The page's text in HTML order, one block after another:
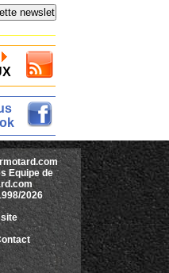
Equipe de
2026
site